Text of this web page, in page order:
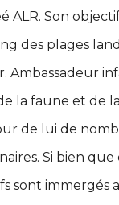
ALR. Son
des plages
Ambassadeur
la faune et de
de lui de
Si bien que
sont immergés